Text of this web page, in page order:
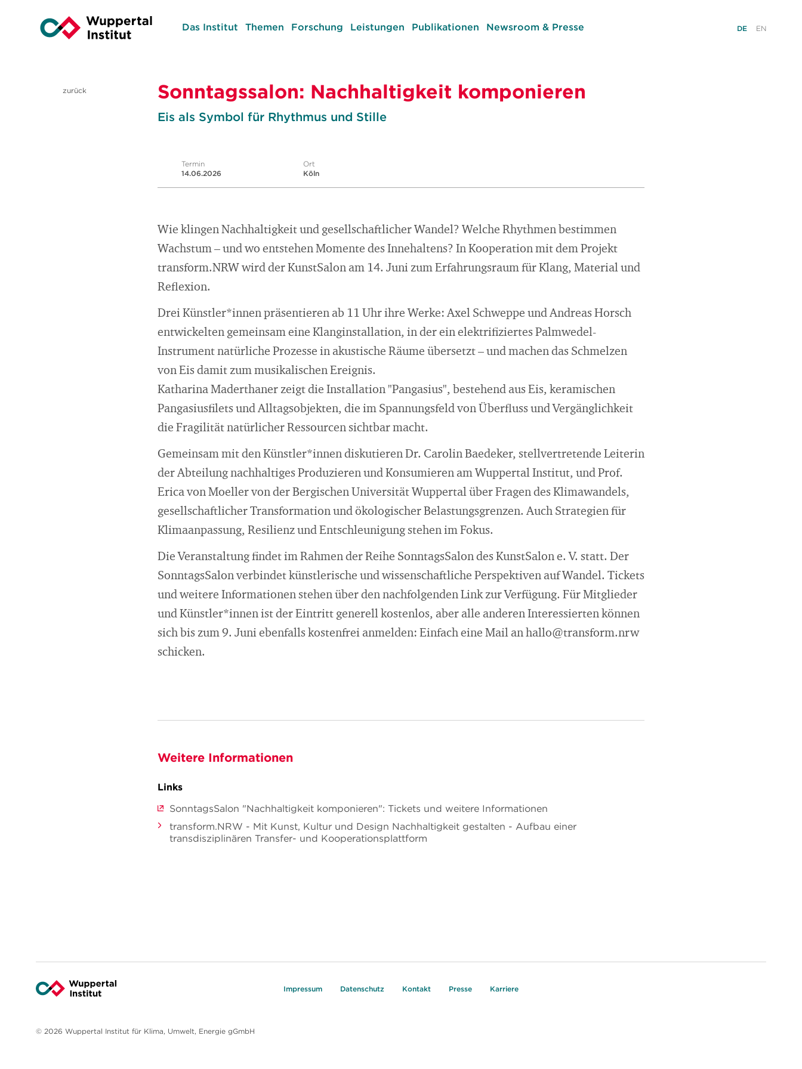
Das Institut Themen Forschung Leistungen Publikationen Newsroom & Presse DE EN
zurück Sonntagssalon: Nachhaltigkeit komponieren
Eis als Symbol für Rhythmus und Stille
Termin
14.06.2026
Ort
Köln
Wie klingen Nachhaltigkeit und gesellschaftlicher Wandel? Welche Rhythmen bestimmen
Wachstum – und wo entstehen Momente des Innehaltens? In Kooperation mit dem Projekt
transform.NRW wird der KunstSalon am 14. Juni zum Erfahrungsraum für Klang, Material und
Reflexion.
Drei Künstler*innen präsentieren ab 11 Uhr ihre Werke: Axel Schweppe und Andreas Horsch
entwickelten gemeinsam eine Klanginstallation, in der ein elektrifiziertes Palmwedel-
Instrument natürliche Prozesse in akustische Räume übersetzt – und machen das Schmelzen
von Eis damit zum musikalischen Ereignis.
Katharina Maderthaner zeigt die Installation "Pangasius", bestehend aus Eis, keramischen
Pangasiusfilets und Alltagsobjekten, die im Spannungsfeld von Überfluss und Vergänglichkeit
die Fragilität natürlicher Ressourcen sichtbar macht.
Gemeinsam mit den Künstler*innen diskutieren Dr. Carolin Baedeker, stellvertretende Leiterin
der Abteilung nachhaltiges Produzieren und Konsumieren am Wuppertal Institut, und Prof.
Erica von Moeller von der Bergischen Universität Wuppertal über Fragen des Klimawandels,
gesellschaftlicher Transformation und ökologischer Belastungsgrenzen. Auch Strategien für
Klimaanpassung, Resilienz und Entschleunigung stehen im Fokus.
Die Veranstaltung findet im Rahmen der Reihe SonntagsSalon des KunstSalon e. V. statt. Der
SonntagsSalon verbindet künstlerische und wissenschaftliche Perspektiven auf Wandel. Tickets
und weitere Informationen stehen über den nachfolgenden Link zur Verfügung. Für Mitglieder
und Künstler*innen ist der Eintritt generell kostenlos, aber alle anderen Interessierten können
sich bis zum 9. Juni ebenfalls kostenfrei anmelden: Einfach eine Mail an hallo@transform.nrw
schicken.
Weitere Informationen
Links
SonntagsSalon "Nachhaltigkeit komponieren": Tickets und weitere Informationen
transform.NRW - Mit Kunst, Kultur und Design Nachhaltigkeit gestalten - Aufbau einer
transdisziplinären Transfer- und Kooperationsplattform
Impressum Datenschutz Kontakt Presse Karriere
© 2026 Wuppertal Institut für Klima, Umwelt, Energie gGmbH